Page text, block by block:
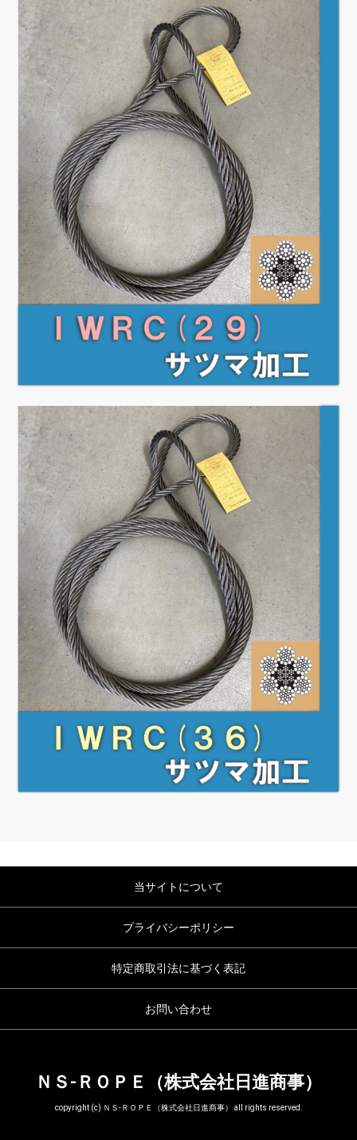
当サイトについて
プライバシーポリシー
特定商取引法に基づく表記
お問い合わせ
ＮＳ-ＲＯＰＥ（株式会社日進商事）
copyright (c) ＮＳ-ＲＯＰＥ（株式会社日進商事） all rights reserved.